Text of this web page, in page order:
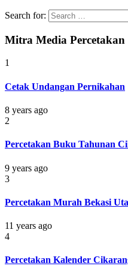
Search for:
Mitra Media Percetakan
1
Cetak Undangan Pernikahan
8 years ago
2
Percetakan Buku Tahunan
9 years ago
3
Percetakan Murah Bekasi
11 years ago
4
Percetakan Kalender